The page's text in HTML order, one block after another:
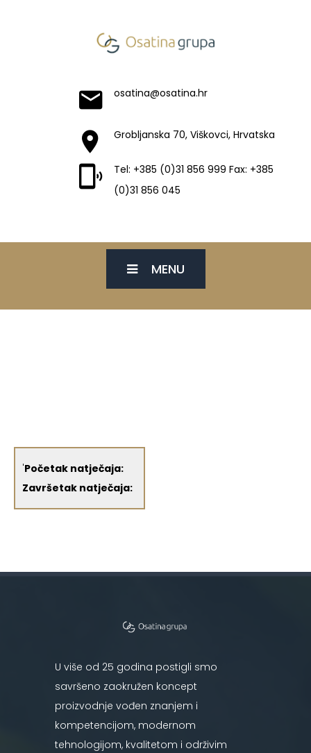
osatina@osatina.hr
Grobljanska 70, Viškovci, Hrvatska
Tel: +385 (0)31 856 999 Fax: +385
(0)31 856 045
MENU
'Početak natječaja:
Završetak natječaja:
U više od 25 godina postigli smo
savršeno zaokružen koncept
proizvodnje vođen znanjem i
kompetencijom, modernom
tehnologijom, kvalitetom i održivim